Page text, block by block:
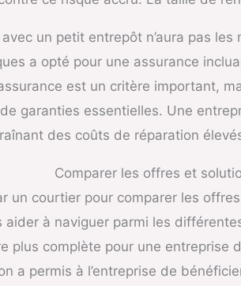
avec un petit entrepôt n’aura pas
a opté pour une assurance
est un critère important,
garanties essentielles. Une
des coûts de réparation
Comparer les offres et
un courtier pour comparer les
aider à naviguer parmi les
plus complète pour une entreprise
a permis à l’entreprise de